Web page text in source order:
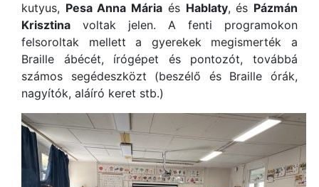
kutyus, Pesa Anna Mária és Hablaty, és Pázmán
Krisztina voltak jelen. A fenti programokon
felsoroltak mellett a gyerekek megismerték a
Braille ábécét, írógépet és pontozót, továbbá
számos segédeszközt (beszélő és Braille órák,
nagyítók, aláíró keret stb.)